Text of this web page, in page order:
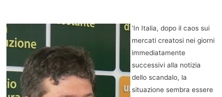
‘In Italia, dopo il caos sui
mercati creatosi nei giorni
immediatamente
successivi alla notizia
dello scandalo, la
situazione sembra essere